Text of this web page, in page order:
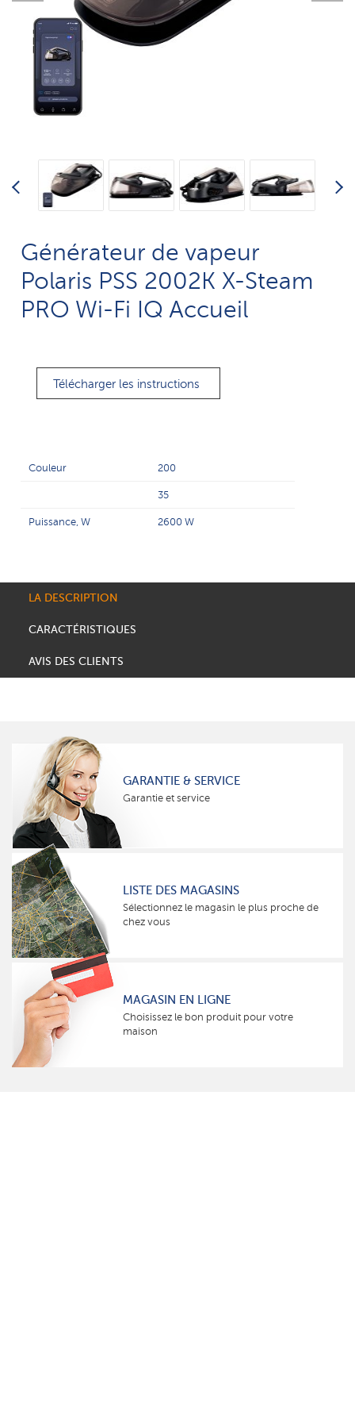
Générateur de vapeur
Polaris PSS 2002K X-Steam
PRO Wi-Fi IQ Accueil
Télécharger les instructions
Couleur 200
35
Puissance, W 2600 W
LA DESCRIPTION
CARACTÉRISTIQUES
AVIS DES CLIENTS
GARANTIE & SERVICE
Garantie et service
LISTE DES MAGASINS
Sélectionnez le magasin le plus proche de
chez vous
MAGASIN EN LIGNE
Choisissez le bon produit pour votre
maison